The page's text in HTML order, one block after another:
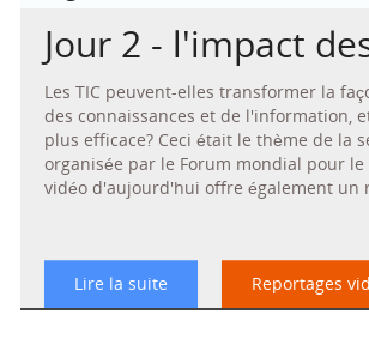
Jour 2 - l'impact
Les TIC peuvent-elles transformer la
des connaissances et de l'information,
plus efficace? Ceci était le thème de la
organisée par le Forum mondial pour le
vidéo d'aujourd'hui offre également un
Reportages
Lire la suite